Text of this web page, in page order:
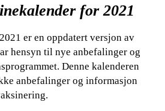
for 2021
er en oppdatert versjon av
hensyn til nye anbefalinger og
Denne kalenderen
anbefalinger og informasjon